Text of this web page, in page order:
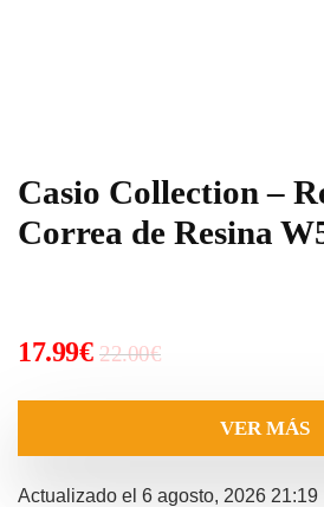
Casio Collection –
Correa de Resina
22.00€El
original
era:
22.00€.
17.99€
El
actual
es:
17.99€.
VER MÁS
Actualizado el 6 agosto, 2026 21:19